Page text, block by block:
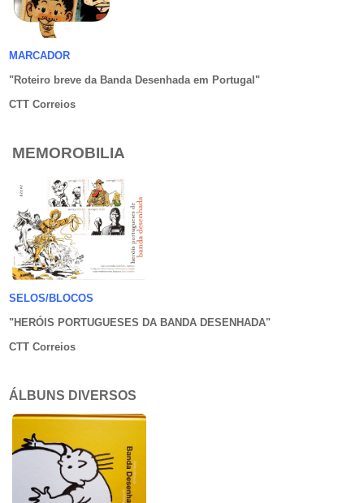
MARCADOR
"Roteiro breve da Banda Desenhada em Portugal "
CTT Correios
MEMOROBILIA
SELOS/BLOCOS
"HERÓIS PORTUGUESES DA BANDA DESENHADA"
CTT Correios
ÁLBUNS DIVERSOS